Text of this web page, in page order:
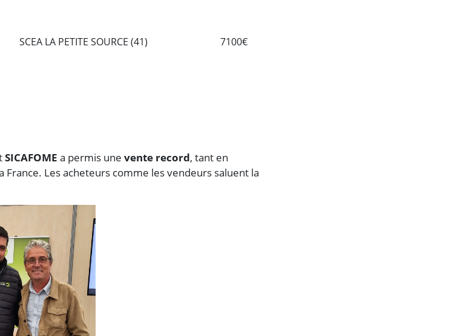
SCEA LA PETITE SOURCE (41) 7100€
SICAFOME a permis une vente record, tant en
Les acheteurs comme les vendeurs saluent la